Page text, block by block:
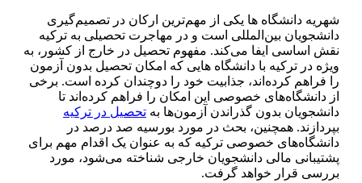
شهریه دانشگاه ‌ها یکی از مهم‌ترین ارکان در تصمیم‌گیری
دانشجویان بین‌المللی است و در مهاجرت تحصیلی به ترکیه
نقش اساسی ایفا می‌کند. مفهوم تحصیل در خارج از کشور، به
ویژه در ترکیه با دانشگاه‌ هایی که امکان تحصیل بدون آزمون
را فراهم کرده‌اند، جذابیت خود را دوچندان کرده است. برخی
از دانشگاه‌های خصوصی این امکان را فراهم کرده‌اند تا
دانشجویان بدون گذراندن آزمون‌ها به تحصیل در ترکیه
بپردازند. همچنین، بحث در مورد بورسیه صد درصد در
دانشگاه‌های خصوصی ترکیه که به عنوان یک اقدام مهم برای
پشتیبانی مالی دانشجویان خارجی شناخته می‌شود، مورد
بررسی قرار خواهد گرفت.